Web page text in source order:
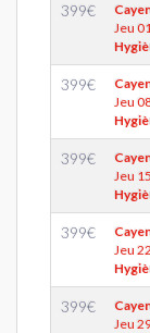
399€
Jeu
399€
Jeu
399€
Jeu
399€
Jeu
399€
Jeu